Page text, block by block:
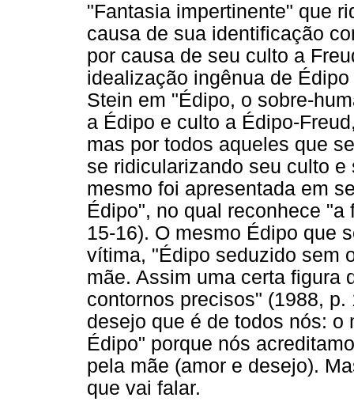
"Fantasia impertinente" que
causa de sua identificação
por causa de seu culto a
idealização ingênua de
Stein em "Édipo, o sobre-
a Édipo e culto a Édipo-
mas por todos aqueles que
se ridicularizando seu culto
mesmo foi apresentada em
Édipo", no qual reconhece
15-16). O mesmo Édipo que
vítima, "Édipo seduzido sem
mãe. Assim uma certa figura
contornos precisos" (1988,
desejo que é de todos nós:
Édipo" porque nós
pela mãe (amor e desejo).
que vai falar.